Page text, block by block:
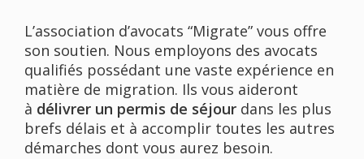
L’association d’avocats “Migrate” vous offre
son soutien. Nous employons des avocats
qualifiés possédant une vaste expérience en
matière de migration. Ils vous aideront
à délivrer un permis de séjour dans les plus
brefs délais et à accomplir toutes les autres
démarches dont vous aurez besoin.